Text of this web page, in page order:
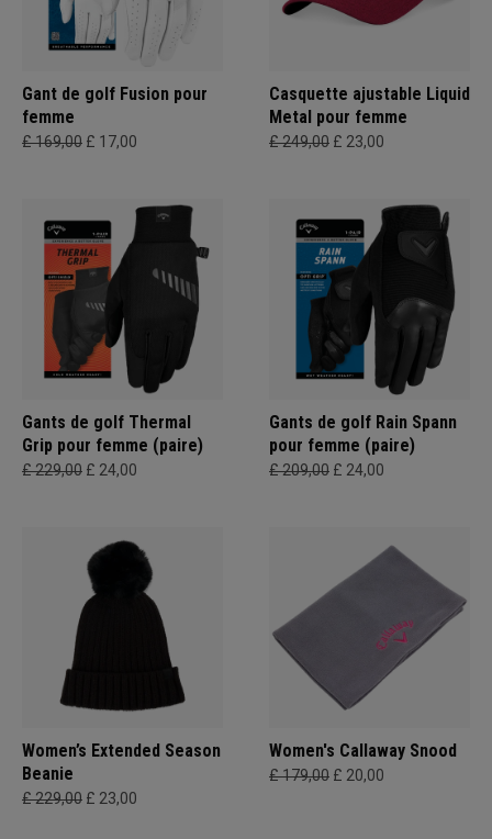
Gant de golf Fusion pour
femme
£ 169,00 £ 17,00
Casquette ajustable Liquid
Metal pour femme
£ 249,00 £ 23,00
Gants de golf Thermal
Grip pour femme (paire)
£ 229,00 £ 24,00
Gants de golf Rain Spann
pour femme (paire)
£ 209,00 £ 24,00
Women’s Extended Season
Beanie
£ 229,00 £ 23,00
Women's Callaway Snood
£ 179,00 £ 20,00